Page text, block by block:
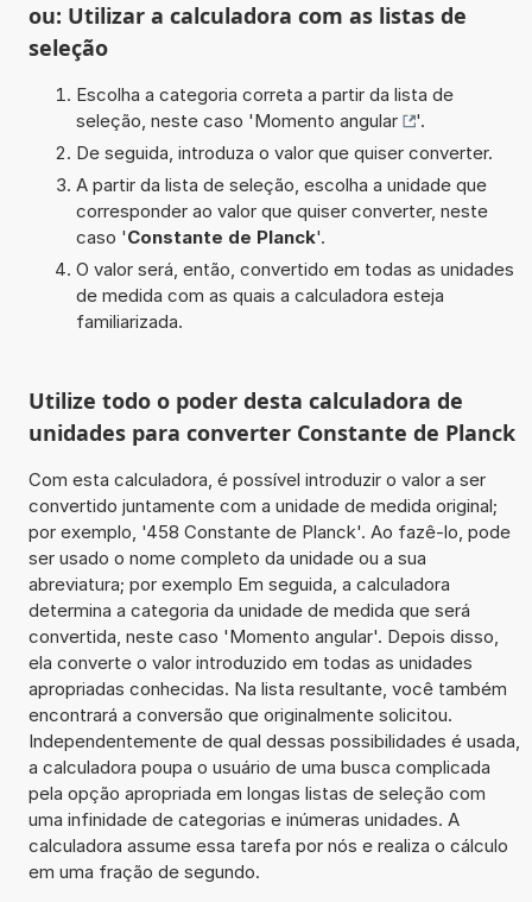
ou: Utilizar a calculadora com as listas de
seleção
Escolha a categoria correta a partir da lista de
seleção, neste caso 'Momento angular
'.
De seguida, introduza o valor que quiser converter.
A partir da lista de seleção, escolha a unidade que
corresponder ao valor que quiser converter, neste
caso 'Constante de Planck'.
O valor será, então, convertido em todas as unidades
de medida com as quais a calculadora esteja
familiarizada.
Utilize todo o poder desta calculadora de
unidades para converter Constante de Planck
Com esta calculadora, é possível introduzir o valor a ser
convertido juntamente com a unidade de medida original;
por exemplo, '458 Constante de Planck'. Ao fazê-lo, pode
ser usado o nome completo da unidade ou a sua
abreviatura; por exemplo Em seguida, a calculadora
determina a categoria da unidade de medida que será
convertida, neste caso 'Momento angular'. Depois disso,
ela converte o valor introduzido em todas as unidades
apropriadas conhecidas. Na lista resultante, você também
encontrará a conversão que originalmente solicitou.
Independentemente de qual dessas possibilidades é usada,
a calculadora poupa o usuário de uma busca complicada
pela opção apropriada em longas listas de seleção com
uma infinidade de categorias e inúmeras unidades. A
calculadora assume essa tarefa por nós e realiza o cálculo
em uma fração de segundo.